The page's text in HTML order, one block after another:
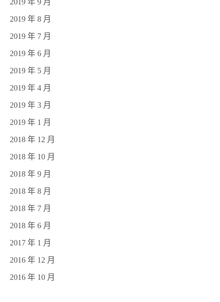
2019 年 9 月
2019 年 8 月
2019 年 7 月
2019 年 6 月
2019 年 5 月
2019 年 4 月
2019 年 3 月
2019 年 1 月
2018 年 12 月
2018 年 10 月
2018 年 9 月
2018 年 8 月
2018 年 7 月
2018 年 6 月
2017 年 1 月
2016 年 12 月
2016 年 10 月